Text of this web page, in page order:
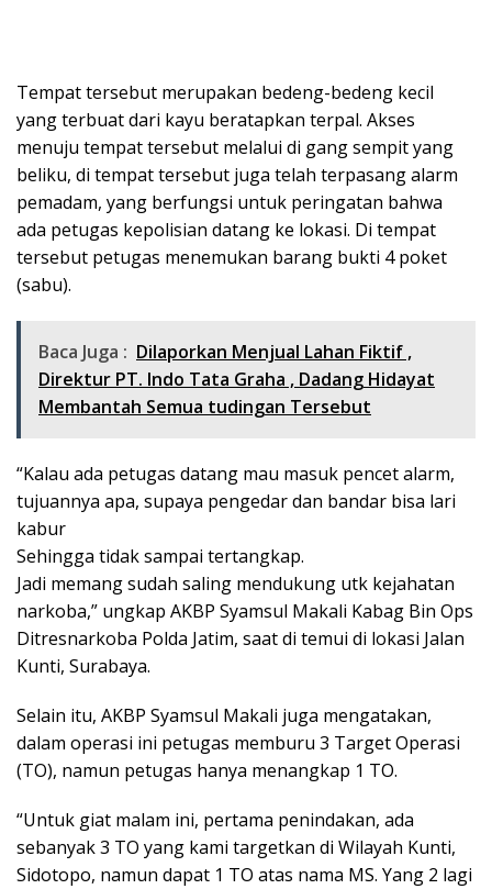
Tempat tersebut merupakan bedeng-bedeng kecil
yang terbuat dari kayu beratapkan terpal. Akses
menuju tempat tersebut melalui di gang sempit yang
beliku, di tempat tersebut juga telah terpasang alarm
pemadam, yang berfungsi untuk peringatan bahwa
ada petugas kepolisian datang ke lokasi. Di tempat
tersebut petugas menemukan barang bukti 4 poket
(sabu).
Baca Juga : Dilaporkan Menjual Lahan Fiktif ,
Direktur PT. Indo Tata Graha , Dadang Hidayat
Membantah Semua tudingan Tersebut
“Kalau ada petugas datang mau masuk pencet alarm,
tujuannya apa, supaya pengedar dan bandar bisa lari
kabur
Sehingga tidak sampai tertangkap.
Jadi memang sudah saling mendukung utk kejahatan
narkoba,” ungkap AKBP Syamsul Makali Kabag Bin Ops
Ditresnarkoba Polda Jatim, saat di temui di lokasi Jalan
Kunti, Surabaya.
Selain itu, AKBP Syamsul Makali juga mengatakan,
dalam operasi ini petugas memburu 3 Target Operasi
(TO), namun petugas hanya menangkap 1 TO.
“Untuk giat malam ini, pertama penindakan, ada
sebanyak 3 TO yang kami targetkan di Wilayah Kunti,
Sidotopo, namun dapat 1 TO atas nama MS. Yang 2 lagi